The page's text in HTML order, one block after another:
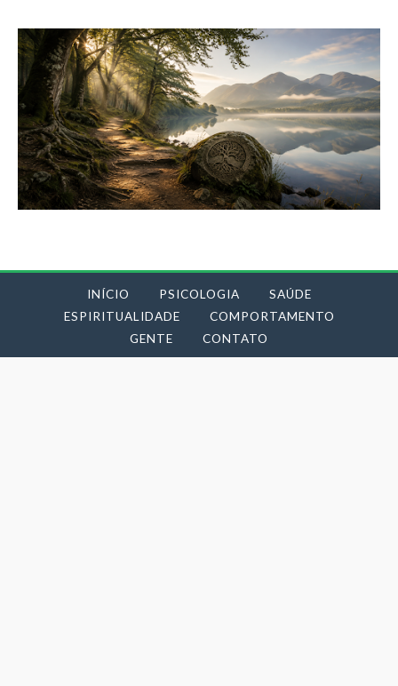
INÍCIO PSICOLOGIA
SAÚDE
ESPIRITUALIDADE
COMPORTAMENTO
GENTE
CONTATO